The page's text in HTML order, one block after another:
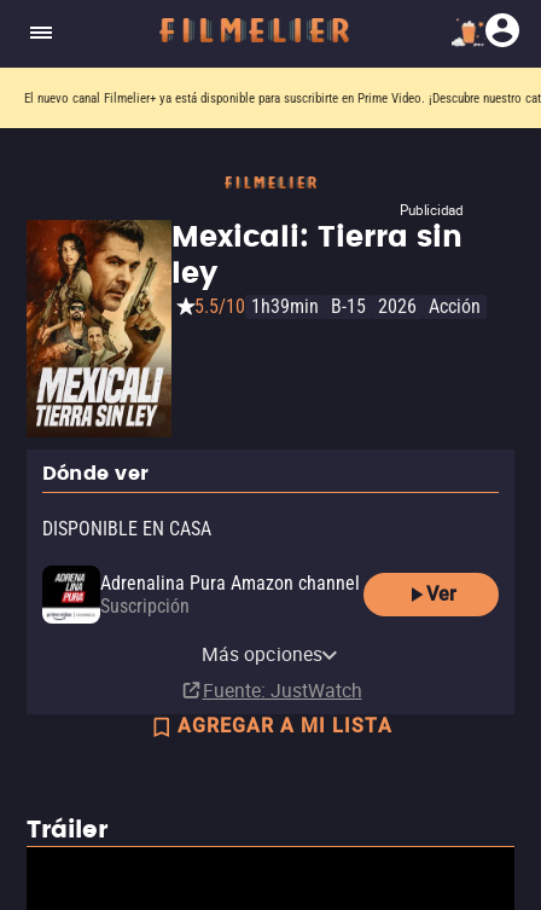
El nuevo canal Filmelier+ ya está disponible para suscribirte en Prime Video. ¡Descubre nuestro
Publicidad
Mexicali: Tierra sin
ley
5.5/10 1h39min B-15 2026 Acción
Dónde ver
DISPONIBLE EN CASA
Adrenalina Pura Amazon channel
Suscripción
Ver
Adrenalina Pura Apple TV
Más opciones
Fuente: JustWatch
AGREGAR A MI LISTA
Tráiler